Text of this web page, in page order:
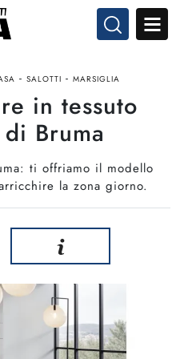
- SALOTTI - MARSIGLIA
in tessuto
Bruma
ti offriamo il modello
la zona giorno.